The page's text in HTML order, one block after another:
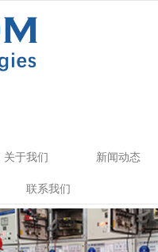
关于我们
新闻动态
联系我们